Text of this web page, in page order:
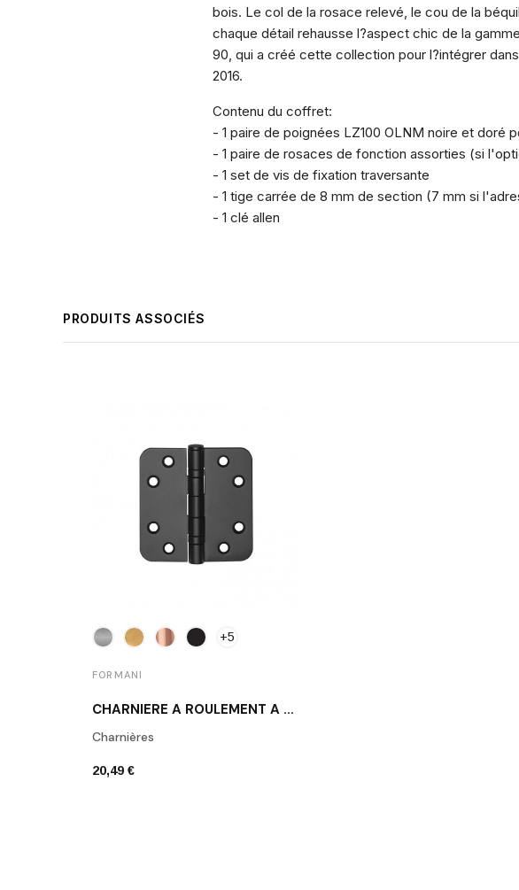
bois. Le col de la rosace relevé, le cou de la
chaque détail rehausse l?aspect chic de la
90, qui a créé cette collection pour l?intégrer
2016.
Contenu du coffret:
- 1 paire de poignées LZ100 OLNM noire et doré
- 1 paire de rosaces de fonction assorties (si
- 1 set de vis de fixation traversante
- 1 tige carrée de 8 mm de section (7 mm si
- 1 clé allen
PRODUITS ASSOCIÉS
+5
FORMANI
CHARNIÈRE À ROULEMENT À BILLES LBSA8989
Charnières
20,49 €